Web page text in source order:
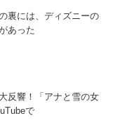
裏には、ディズニーの
あった
反響！「アナと雪の女
で